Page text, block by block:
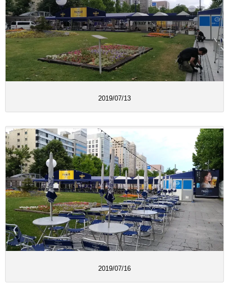
2019/07/13
2019/07/16